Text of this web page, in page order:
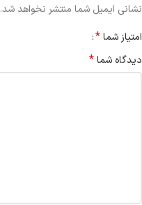
نشانی ایمیل شما منتشر نخواهد شد.
امتیاز شما*
دیدگاه شما*